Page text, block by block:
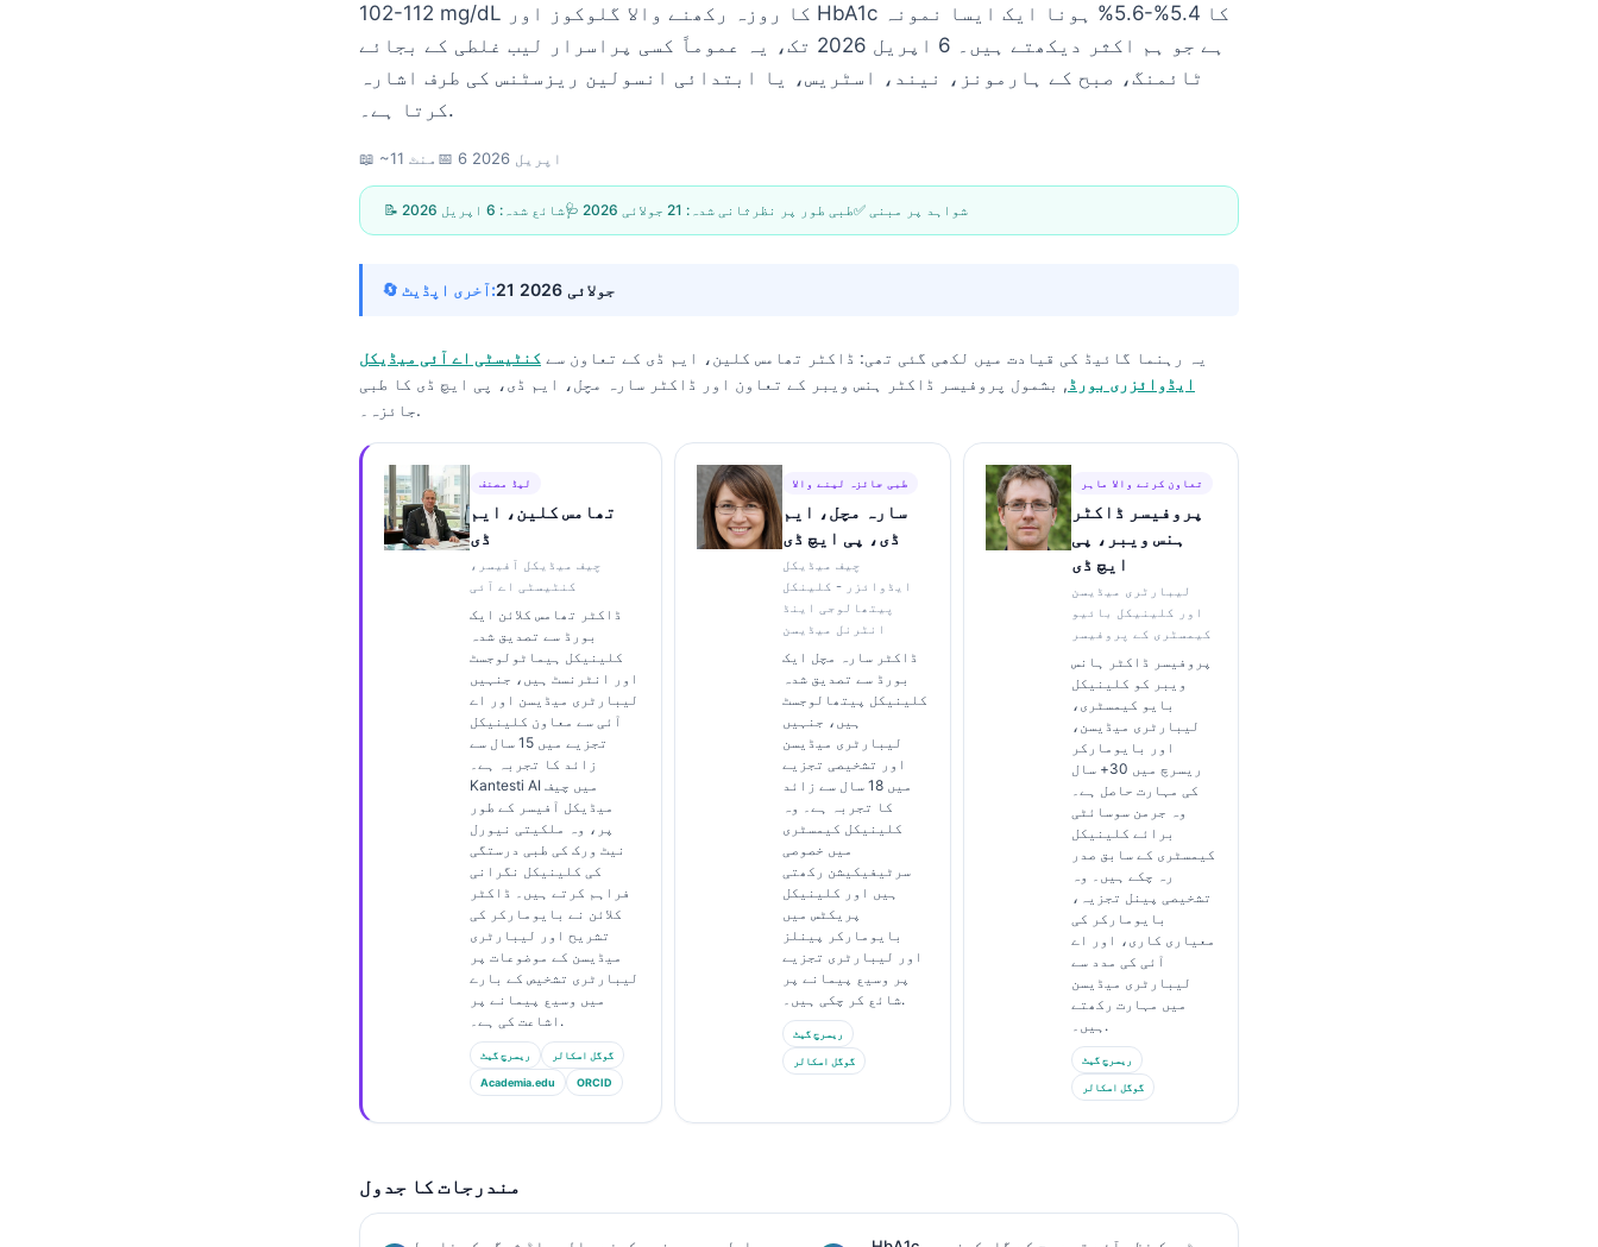
102-112 mg/dL کا روزہ رکھنے والا گلوکوز اور HbA1c کا 5.4%-5.6% ہونا ایک ایسا نمونہ
ہے جو ہم اکثر دیکھتے ہیں۔ 6 اپریل 2026 تک، یہ عموماً کسی پراسرار لیب غلطی کے بجائے
ٹائمنگ، صبح کے ہارمونز، نیند، اسٹریس، یا ابتدائی انسولین ریزسٹنس کی طرف اشارہ
کرتا ہے۔.
📖 ~11 منٹ 📅 6 اپریل 2026
📝 شائع شدہ: 6 اپریل 2026 🩺 طبی طور پر نظرثانی شدہ: 21 جولائی 2026 ✅ شواہد پر مبنی
🔄 آخری اپڈیٹ: 21 جولائی 2026
یہ رہنما گائیڈ کی قیادت میں لکھی گئی تھی: ڈاکٹر تھامس کلین، ایم ڈی کے تعاون سے کنٹیسٹی اے آئی میڈیکل
ایڈوائزری بورڈ, بشمول پروفیسر ڈاکٹر ہنس ویبر کے تعاون اور ڈاکٹر سارہ مچل، ایم ڈی، پی ایچ ڈی کا طبی
جائزہ۔.
لیڈ مصنف
تھامس کلین، ایم
ڈی
چیف میڈیکل آفیسر،
کنٹیسٹی اے آئی
ڈاکٹر تھامس کلائن ایک
بورڈ سے تصدیق شدہ
کلینیکل ہیماٹولوجسٹ
اور انٹرنسٹ ہیں، جنہیں
لیبارٹری میڈیسن اور اے
آئی سے معاون کلینیکل
تجزیے میں 15 سال سے
زائد کا تجربہ ہے۔
Kantesti AI میں چیف
میڈیکل آفیسر کے طور
پر، وہ ملکیتی نیورل
نیٹ ورک کی طبی درستگی
کی کلینیکل نگرانی
فراہم کرتے ہیں۔ ڈاکٹر
کلائن نے بایومارکر کی
تشریح اور لیبارٹری
میڈیسن کے موضوعات پر
لیبارٹری تشخیص کے بارے
میں وسیع پیمانے پر
اشاعت کی ہے۔.
ریسرچ گیٹ گوگل اسکالر
Academia.edu ORCID
طبی جائزہ لینے والا
سارہ مچل، ایم
ڈی، پی ایچ ڈی
چیف میڈیکل
ایڈوائزر - کلینکل
پیتھالوجی اینڈ
انٹرنل میڈیسن
ڈاکٹر سارہ مچل ایک
بورڈ سے تصدیق شدہ
کلینیکل پیتھالوجسٹ
ہیں، جنہیں
لیبارٹری میڈیسن
اور تشخیصی تجزیے
میں 18 سال سے زائد
کا تجربہ ہے۔ وہ
کلینیکل کیمسٹری
میں خصوصی
سرٹیفیکیشن رکھتی
ہیں اور کلینیکل
پریکٹس میں
بایومارکر پینلز
اور لیبارٹری تجزیے
پر وسیع پیمانے پر
شائع کر چکی ہیں۔.
ریسرچ گیٹ
گوگل اسکالر
تعاون کرنے والا ماہر
پروفیسر ڈاکٹر
ہنس ویبر، پی
ایچ ڈی
لیبارٹری میڈیسن
اور کلینیکل بائیو
کیمسٹری کے پروفیسر
پروفیسر ڈاکٹر ہانس
ویبر کو کلینیکل
بایو کیمسٹری،
لیبارٹری میڈیسن،
اور بایومارکر
ریسرچ میں 30+ سال
کی مہارت حاصل ہے۔
وہ جرمن سوسائٹی
برائے کلینیکل
کیمسٹری کے سابق صدر
رہ چکے ہیں۔ وہ
تشخیصی پینل تجزیہ،
بایومارکر کی
معیاری کاری، اور اے
آئی کی مدد سے
لیبارٹری میڈیسن
میں مہارت رکھتے
ہیں۔.
ریسرچ گیٹ
گوگل اسکالر
مندرجات کا جدول